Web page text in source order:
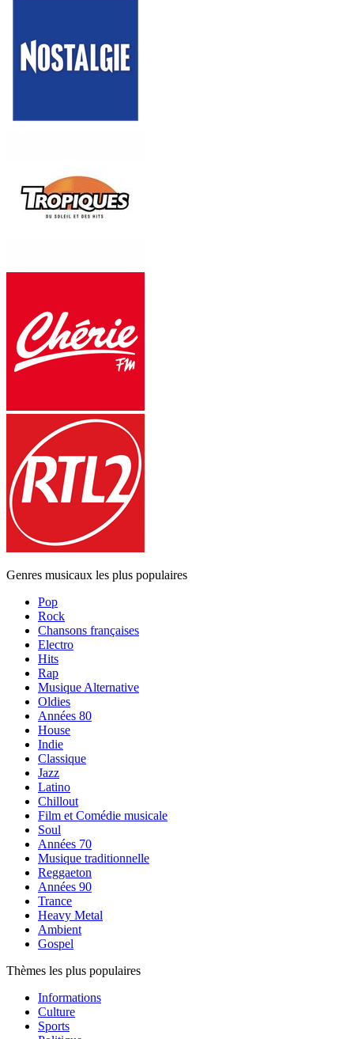
Genres musicaux les plus populaires
Pop
Rock
Chansons françaises
Electro
Hits
Rap
Musique Alternative
Oldies
Années 80
House
Indie
Classique
Jazz
Latino
Chillout
Film et Comédie musicale
Soul
Années 70
Musique traditionnelle
Reggaeton
Années 90
Trance
Heavy Metal
Ambient
Gospel
Thèmes les plus populaires
Informations
Culture
Sports